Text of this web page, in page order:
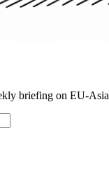
briefing on EU-